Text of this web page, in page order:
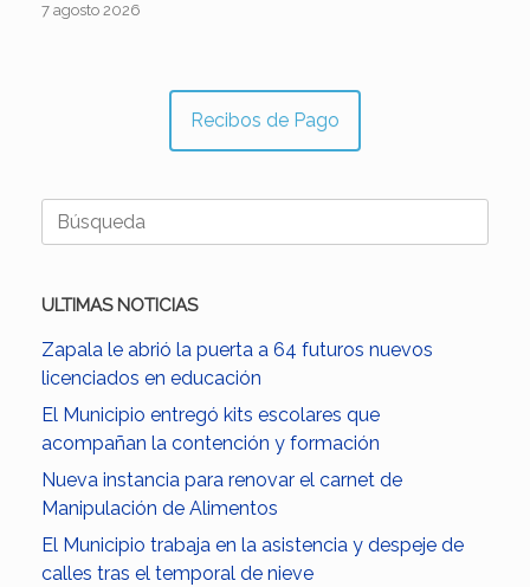
7 agosto 2026
Recibos de Pago
Buscar:
ULTIMAS NOTICIAS
Zapala le abrió la puerta a 64 futuros nuevos
licenciados en educación
El Municipio entregó kits escolares que
acompañan la contención y formación
Nueva instancia para renovar el carnet de
Manipulación de Alimentos
El Municipio trabaja en la asistencia y despeje de
calles tras el temporal de nieve